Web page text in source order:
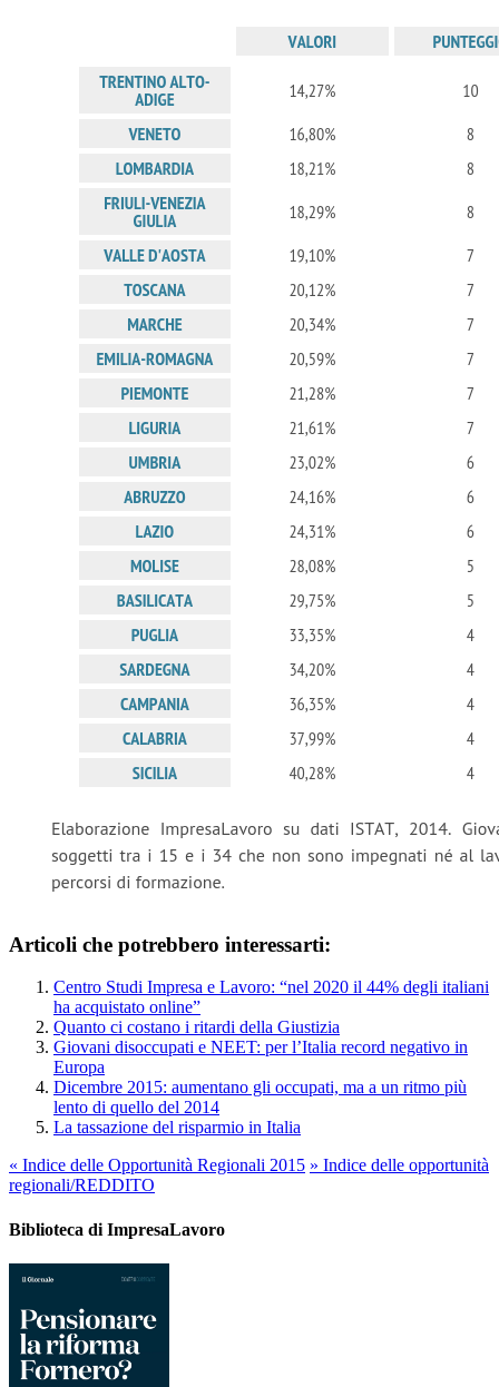
Articoli che potrebbero interessarti:
Centro Studi Impresa e Lavoro: “nel 2020 il 44% degli italiani
ha acquistato online”
Quanto ci costano i ritardi della Giustizia
Giovani disoccupati e NEET: per l’Italia record negativo in
Europa
Dicembre 2015: aumentano gli occupati, ma a un ritmo più
lento di quello del 2014
La tassazione del risparmio in Italia
« Indice delle Opportunità Regionali 2015 » Indice delle opportunità
regionali/REDDITO
Biblioteca di ImpresaLavoro